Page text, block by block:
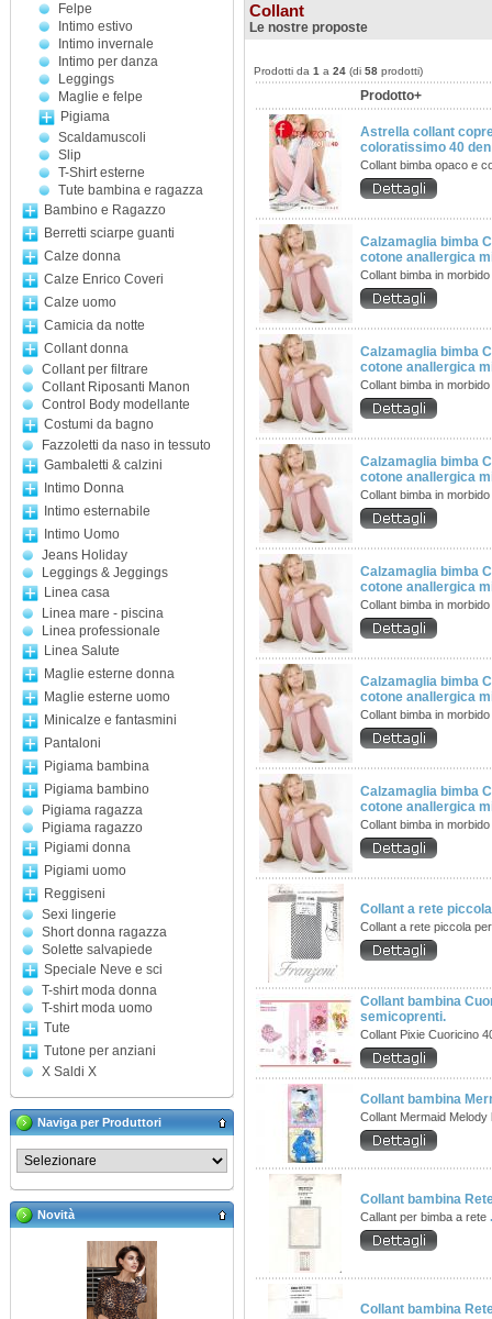
Felpe
Intimo estivo
Intimo invernale
Intimo per danza
Leggings
Maglie e felpe
Pigiama
Scaldamuscoli
Slip
T-Shirt esterne
Tute bambina e ragazza
Bambino e Ragazzo
Berretti sciarpe guanti
Calze donna
Calze Enrico Coveri
Calze uomo
Camicia da notte
Collant donna
Collant per filtrare
Collant Riposanti Manon
Control Body modellante
Costumi da bagno
Fazzoletti da naso in tessuto
Gambaletti & calzini
Intimo Donna
Intimo esternabile
Intimo Uomo
Jeans Holiday
Leggings & Jeggings
Linea casa
Linea mare - piscina
Linea professionale
Linea Salute
Maglie esterne donna
Maglie esterne uomo
Minicalze e fantasmini
Pantaloni
Pigiama bambina
Pigiama bambino
Pigiama ragazza
Pigiama ragazzo
Pigiami donna
Pigiami uomo
Reggiseni
Sexi lingerie
Short donna ragazza
Solette salvapiede
Speciale Neve e sci
T-shirt moda donna
T-shirt moda uomo
Tute
Tutone per anziani
X Saldi X
Naviga per Produttori
Novità
Collant
Le nostre proposte
Prodotti da 1 a 24 (di 58 prodotti)
Prodotto+
Astrella collant
coloratissimo 40
Collant bimba opaco e
Calzamaglia bimba
cotone anallergica
Collant bimba in
Calzamaglia bimba
cotone anallergica
Collant bimba in
Calzamaglia bimba
cotone anallergica
Collant bimba in
Calzamaglia bimba
cotone anallergica
Collant bimba in
Calzamaglia bimba
cotone anallergica
Collant bimba in
Calzamaglia bimba
cotone anallergica
Collant bimba in
Collant a rete
Collant a rete piccola
Collant bambina
semicoprenti.
Collant Pixie Cuoricino
Collant bambina
Collant Mermaid
Collant bambina
Callant per bimba a rete
Collant bambina